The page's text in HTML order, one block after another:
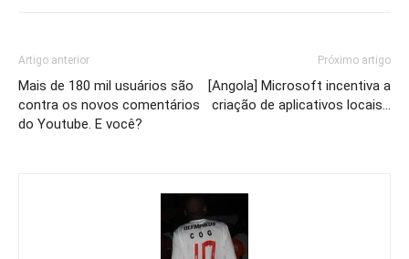
Artigo anterior
Mais de 180 mil usuários são
contra os novos comentários
do Youtube. E você?
Próximo artigo
[Angola] Microsoft incentiva a
criação de aplicativos locais…